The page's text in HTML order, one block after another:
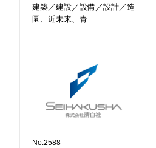
建築／建設／設備／設計／造
園、近未来、青
No.2588